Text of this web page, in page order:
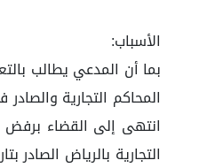
الأسباب:
انتهى إلى القضاء برفض